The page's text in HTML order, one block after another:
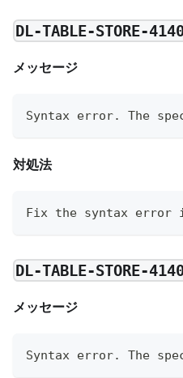
DL-TABLE-STORE-
メッセージ
Syntax error. The
対処法
Fix the syntax
DL-TABLE-STORE-
メッセージ
Syntax error. The